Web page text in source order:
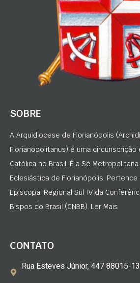
SOBRE
A Arquidiocese de Florianópolis
Florianopolitanus) é uma
Católica no Brasil. É a Sé
Eclesiástica de Florianópolis. Pertence
Episcopal Regional Sul IV da
Bispos do Brasil (CNBB). Ler Mais
CONTATO
Rua Esteves Júnior, 447 88015-